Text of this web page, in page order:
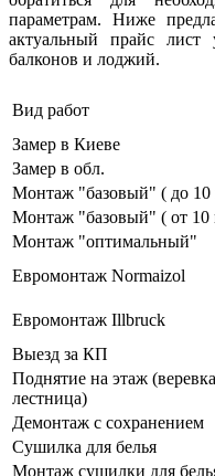
параметрам. Ниже
актуальный прайс лист
балконов и лоджий.
Вид работ
Замер в Киеве
Замер в обл.
Монтаж "базовый" ( до 10
Монтаж "базовый" ( от 10
Монтаж "оптимальный"
Евромонтаж Normaizol
Евромонтаж Illbruck
Выезд за КП
Поднятие на этаж
лестница)
Демонтаж с сохранением
Сушилка для белья
Монтаж сушилки для